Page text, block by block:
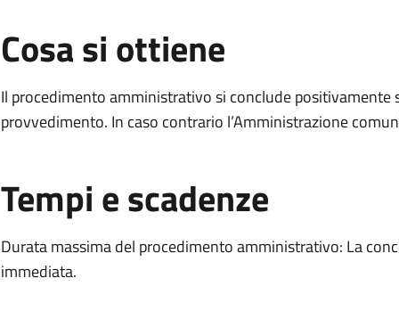
Cosa si ottiene
Il procedimento amministrativo si conclude positivamente
provvedimento. In caso contrario l’Amministrazione
Tempi e scadenze
Durata massima del procedimento amministrativo: La
immediata.